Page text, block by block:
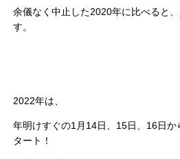
余儀なく中止した2020年に比べると
す。
2022年は、
年明けすぐの1月 14日、 15日、 16日か
タート！